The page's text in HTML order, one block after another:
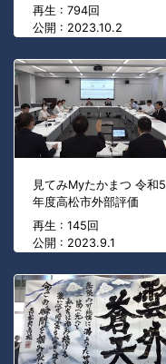
再生 : 794回
公開 : 2023.10.2
見てみMyたかまつ 令和5
年度高松市外部評価
再生 : 145回
公開 : 2023.9.1